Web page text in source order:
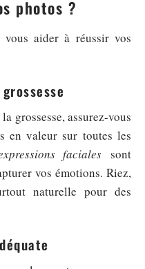
photos ?
aider à réussir vos
grossesse, assurez-vous
en valeur sur toutes les
faciales sont
vos émotions. Riez,
naturelle pour des